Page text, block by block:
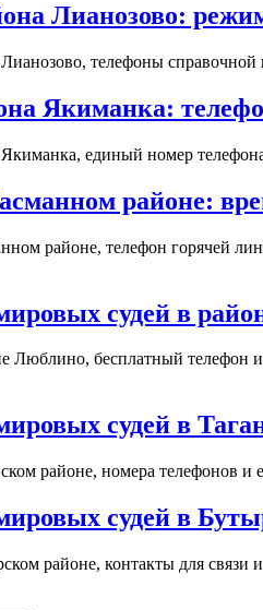
Лианозово:
телефоны
Якиманка:
единый номер
районе:
районе, телефон горячей
судей в
Люблино, бесплатный телефон
судей в
районе, номера телефонов
судей в
районе, контакты для